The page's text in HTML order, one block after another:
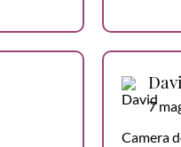
7
Camera